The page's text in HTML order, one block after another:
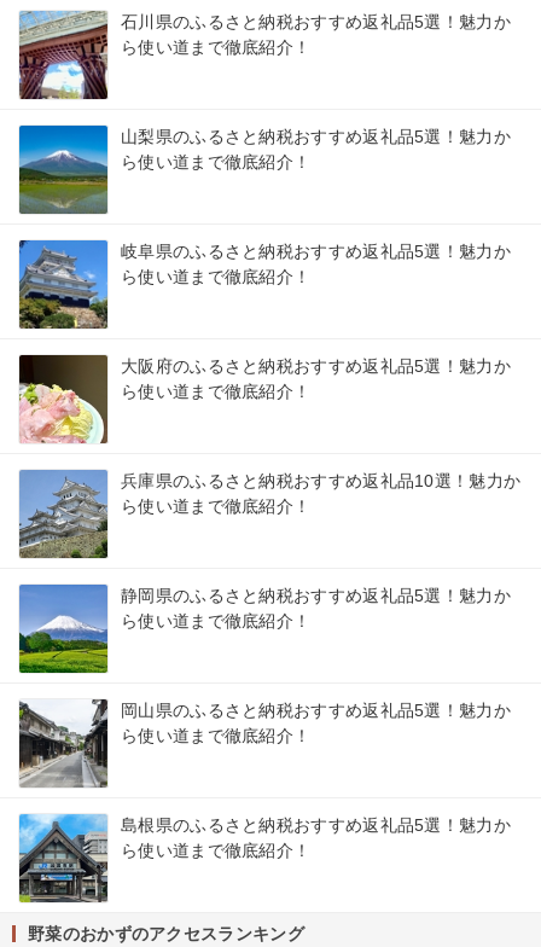
石川県のふるさと納税おすすめ返礼品5選！魅力か
ら使い道まで徹底紹介！
山梨県のふるさと納税おすすめ返礼品5選！魅力か
ら使い道まで徹底紹介！
岐阜県のふるさと納税おすすめ返礼品5選！魅力か
ら使い道まで徹底紹介！
大阪府のふるさと納税おすすめ返礼品5選！魅力か
ら使い道まで徹底紹介！
兵庫県のふるさと納税おすすめ返礼品10選！魅力か
ら使い道まで徹底紹介！
静岡県のふるさと納税おすすめ返礼品5選！魅力か
ら使い道まで徹底紹介！
岡山県のふるさと納税おすすめ返礼品5選！魅力か
ら使い道まで徹底紹介！
島根県のふるさと納税おすすめ返礼品5選！魅力か
ら使い道まで徹底紹介！
野菜のおかずのアクセスランキング